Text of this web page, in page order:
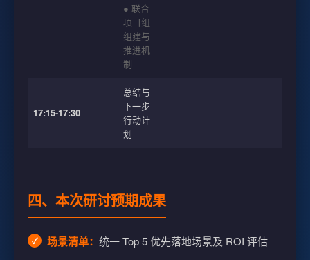
● 联合
项目组
组建与
推进机
制
17:15-17:30
总结与
下一步
行动计
划
—
四、本次研讨预期成果
场景清单： 统一 Top 5 优先落地场景及 ROI 评估